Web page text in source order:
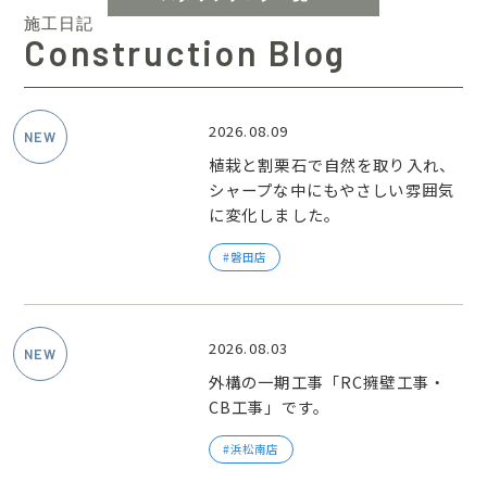
施工日記
Construction Blog
2026.08.09
植栽と割栗石で自然を取り入れ、
シャープな中にもやさしい雰囲気
に変化しました。
磐田店
2026.08.03
外構の一期工事「RC擁壁工事・
CB工事」です。
浜松南店